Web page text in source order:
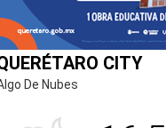
CITY
De Nubes